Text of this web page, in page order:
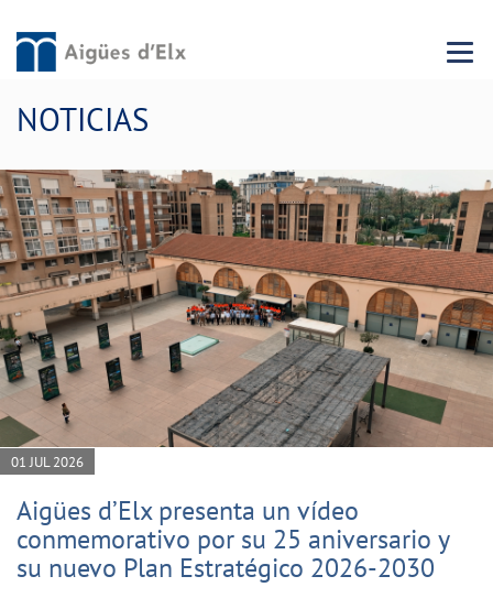
Menu
NOTICIAS
01 JUL 2026
Aigües d’Elx presenta un vídeo
conmemorativo por su 25 aniversario y
su nuevo Plan Estratégico 2026-2030